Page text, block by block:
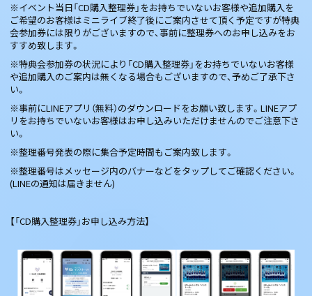
※イベント当日「CD購入整理券」をお持ちでいないお客様や追加購入を
ご希望のお客様はミニライブ終了後にご案内させて頂く予定ですが特典
会参加券には限りがございますので、事前に整理券へのお申し込みをお
すすめ致します。
※特典会参加券の状況により「CD購入整理券」をお持ちでいないお客様
や追加購入のご案内は無くなる場合もございますので、予めご了承下さ
い。
※事前にLINEアプリ（無料）のダウンロードをお願い致します。LINEアプ
リをお持ちでいないお客様はお申し込みいただけませんのでご注意下さ
い。
※整理番号発表の際に集合予定時間もご案内致します。
※整理番号はメッセージ内のバナーなどをタップしてご確認ください。
(LINEの通知は届きません)
【「CD購入整理券」お申し込み方法】